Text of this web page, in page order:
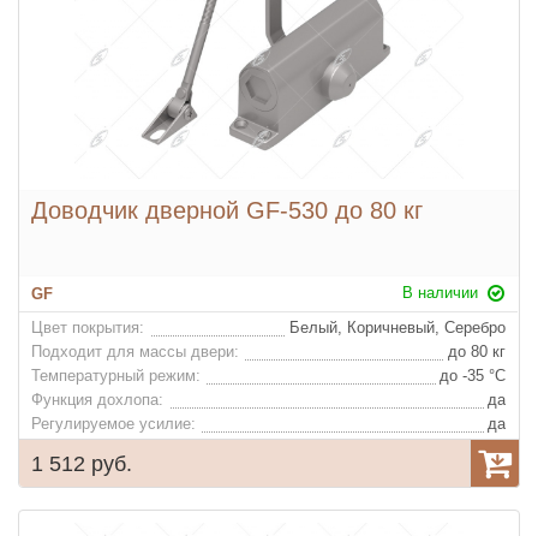
Доводчик дверной GF-530 до 80 кг
GF
В наличии
Цвет покрытия:
Белый, Коричневый, Серебро
Подходит для массы двери:
до 80 кг
Температурный режим:
до -35 °С
Функция дохлопа:
да
Регулируемое усилие:
да
1 512 руб.